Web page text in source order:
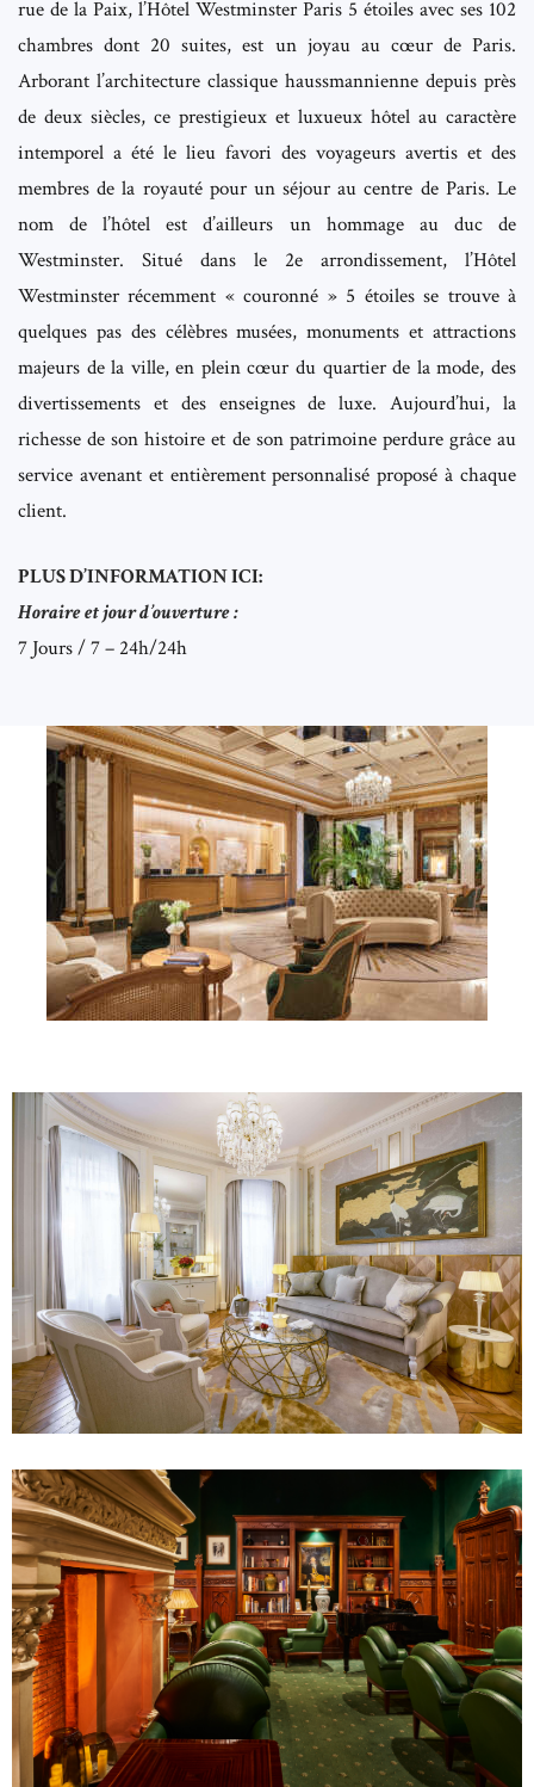
rue de la Paix, l’Hôtel Westminster Paris 5 étoiles avec ses 102
chambres dont 20 suites, est un joyau au cœur de Paris.
Arborant l’architecture classique haussmannienne depuis près
de deux siècles, ce prestigieux et luxueux hôtel au caractère
intemporel a été le lieu favori des voyageurs avertis et des
membres de la royauté pour un séjour au centre de Paris. Le
nom de l’hôtel est d’ailleurs un hommage au duc de
Westminster. Situé dans le 2e arrondissement, l’Hôtel
Westminster récemment « couronné » 5 étoiles se trouve à
quelques pas des célèbres musées, monuments et attractions
majeurs de la ville, en plein cœur du quartier de la mode, des
divertissements et des enseignes de luxe. Aujourd’hui, la
richesse de son histoire et de son patrimoine perdure grâce au
service avenant et entièrement personnalisé proposé à chaque
client.
PLUS D’INFORMATION ICI:
Horaire et jour d’ouverture :
7 Jours / 7 – 24h/24h